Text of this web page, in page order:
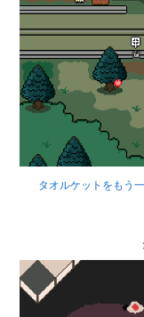
タオルケットをもう